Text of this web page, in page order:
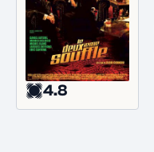
4.8